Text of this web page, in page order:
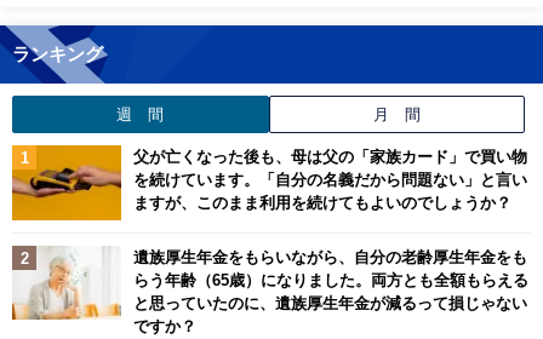
ランキング
週 間 月 間
父が亡くなった後も、母は父の「家族カード」で買い物
を続けています。「自分の名義だから問題ない」と言い
ますが、このまま利用を続けてもよいのでしょうか？
遺族厚生年金をもらいながら、自分の老齢厚生年金をも
らう年齢（65歳）になりました。両方とも全額もらえる
と思っていたのに、遺族厚生年金が減るって損じゃない
ですか？